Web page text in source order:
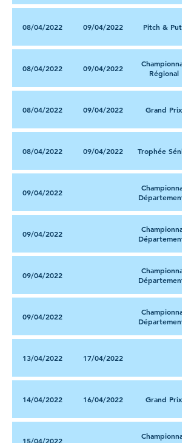
08/04/2022 09/04/2022 Pitch & Putt
08/04/2022 09/04/2022
Championnat
Régional
08/04/2022 09/04/2022 Grand Prix
08/04/2022 09/04/2022 Trophée Sénior
09/04/2022
Championnat
Départemental
09/04/2022
Championnat
Départemental
09/04/2022
Championnat
Départemental
09/04/2022
Championnat
Départemental
13/04/2022 17/04/2022
14/04/2022 16/04/2022 Grand Prix
15/04/2022
Championnat